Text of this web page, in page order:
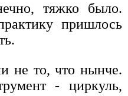
тяжко было.
пришлось
не то, что нынче.
- циркуль,